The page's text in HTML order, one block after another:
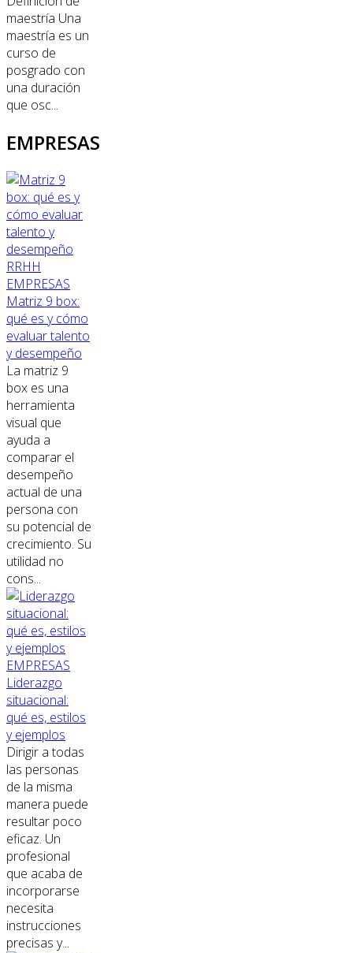
maestría Una
maestría es un
curso de
posgrado con
una duración
que osc...
EMPRESAS
RRHH
EMPRESAS
Matriz 9 box:
qué es y cómo
evaluar talento
y desempeño
La matriz 9
box es una
herramienta
visual que
ayuda a
comparar el
desempeño
actual de una
persona con
su potencial de
crecimiento. Su
utilidad no
cons...
EMPRESAS
Liderazgo
situacional:
qué es, estilos
y ejemplos
Dirigir a todas
las personas
de la misma
manera puede
resultar poco
eficaz. Un
profesional
que acaba de
incorporarse
necesita
instrucciones
precisas y...